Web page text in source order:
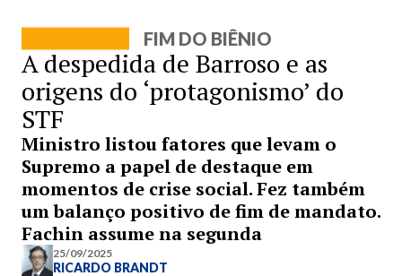
FIM DO BIÊNIO
A despedida de Barroso e as
origens do ‘protagonismo’ do
STF
Ministro listou fatores que levam o
Supremo a papel de destaque em
momentos de crise social. Fez também
um balanço positivo de fim de mandato.
Fachin assume na segunda
25/09/2025
RICARDO BRANDT